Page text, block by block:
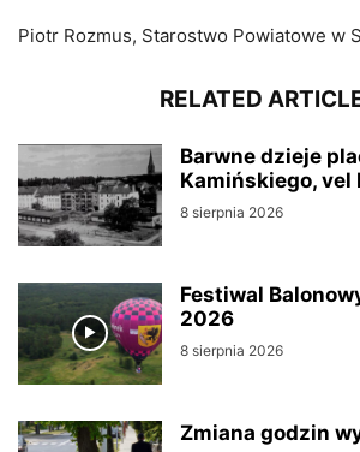
Piotr Rozmus, Starostwo Powiatowe w
RELATED
Barwne dzieje
Kamińskiego, vel
8 sierpnia 2026
Festiwal
2026
8 sierpnia 2026
Zmiana godzin